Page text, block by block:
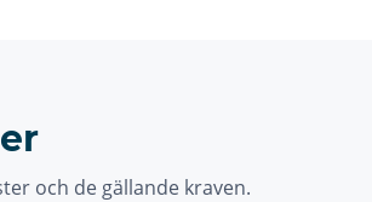
och de gällande kraven.